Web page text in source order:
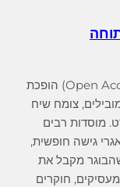
פתיח בעידן המודרני, בו “גישה פתוחה” (Open Access) הופכת
צומח שיח
מוסדות רבים
גישה חופשית,
מקבל את
חוקרים